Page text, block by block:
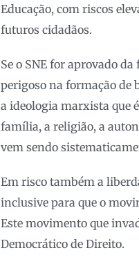
Educação, com riscos
futuros cidadãos.
Se o SNE for aprovado
perigoso na formação de
a ideologia marxista que
família, a religião, a
vem sendo
Em risco também a
inclusive para que o
Este movimento que
Democrático de Direito.